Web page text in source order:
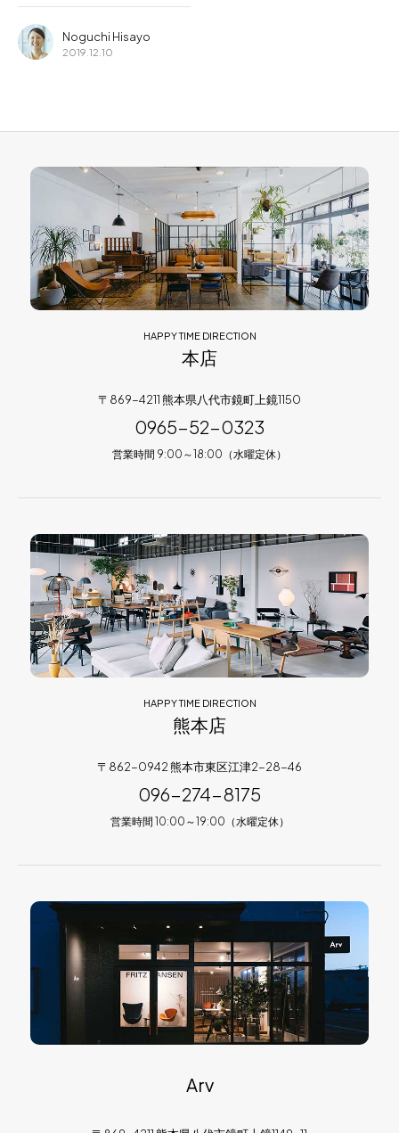
Noguchi Hisayo
2019.12.10
HAPPY TIME DIRECTION
本店
〒869-4211 熊本県八代市鏡町上鏡1150
0965-52-0323
営業時間 9:00～18:00（水曜定休）
HAPPY TIME DIRECTION
熊本店
〒862-0942 熊本市東区江津2-28-46
096-274-8175
営業時間 10:00～19:00（水曜定休）
Arv